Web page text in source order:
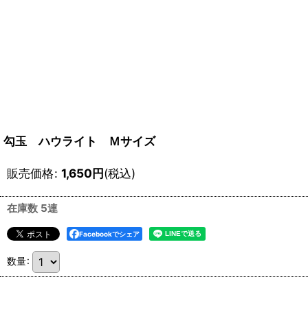
勾玉 ハウライト Ｍサイズ
販売価格: 1,650円(税込)
在庫数 5連
Facebookでシェア
数量: